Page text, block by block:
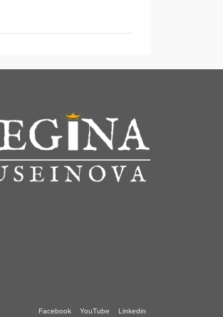
Facebook YouTube Linkedin